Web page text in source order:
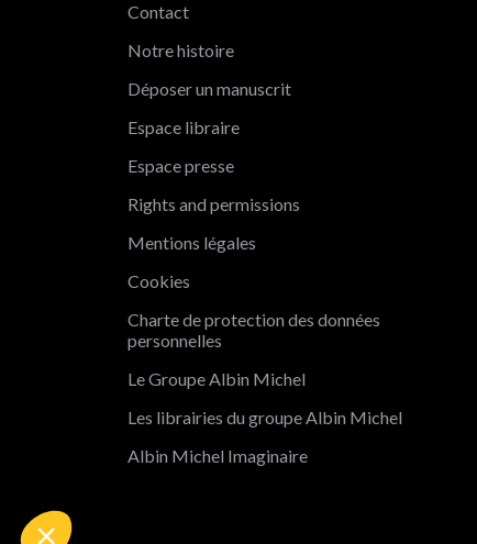
Cookies !
attendu d'être sûrs que le contenu de ce site vous intéresse
de vous déranger, mais on aimerait bien vous
Consentements certifiés par
Je choisis OK pour moi
Notre plateforme vous permet d'adapter et de gérer vos
Contact
Notre histoire
Déposer un manuscrit
Espace libraire
Espace presse
Rights and permissions
Mentions légales
Cookies
Charte de protection des données
personnelles
Le Groupe Albin Michel
Les librairies du groupe Albin Michel
Albin Michel Imaginaire